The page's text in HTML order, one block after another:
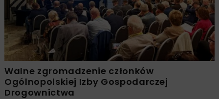
Walne zgromadzenie członków
Ogólnopolskiej Izby Gospodarczej
Drogownictwa